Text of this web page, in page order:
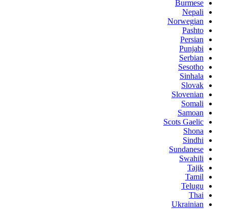
Burmese
Nepali
Norwegian
Pashto
Persian
Punjabi
Serbian
Sesotho
Sinhala
Slovak
Slovenian
Somali
Samoan
Scots Gaelic
Shona
Sindhi
Sundanese
Swahili
Tajik
Tamil
Telugu
Thai
Ukrainian